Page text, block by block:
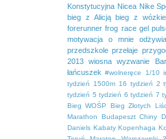
Konstytucyjna Nicea Nike
bieg z Alicją bieg z
forerunner frog race gel
motywacja
o mnie
przedszkole przełaje
2013
wiosna
wyzwanie
łańcuszek #wolneręce
1/10
tydzień
1500m 16 tydzień 2
tydzień 5 tydzień 6 tydzień 7
Bieg WOŚP
Bieg Złotych
Marathon
Budapeszt Chiny
Daniels Kabaty Kopenhaga